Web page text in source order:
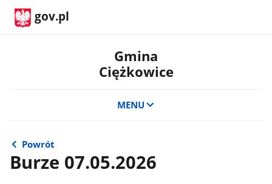
gov.pl
Gmina
Ciężkowice
MENU
Powrót
Burze 07.05.2026